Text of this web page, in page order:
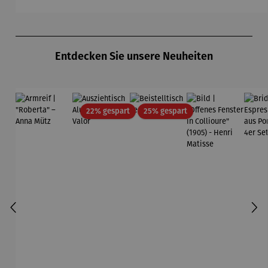
Entdecken Sie unsere Neuheiten
22% gespartRabatt25% gespartRabatt